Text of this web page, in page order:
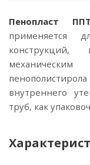
Пенопласт
применяется
внутреннего
труб, как